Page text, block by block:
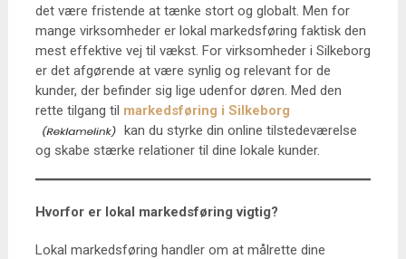
det være fristende at tænke stort og globalt. Men for
mange virksomheder er lokal markedsføring faktisk den
mest effektive vej til vækst. For virksomheder i Silkeborg
er det afgørende at være synlig og relevant for de
kunder, der befinder sig lige udenfor døren. Med den
rette tilgang til markedsføring i Silkeborg
kan du styrke din online tilstedeværelse
og skabe stærke relationer til dine lokale kunder.
Hvorfor er lokal markedsføring vigtig?
Lokal markedsføring handler om at målrette dine